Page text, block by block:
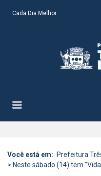
Cada Dia Melhor
Você está em: Prefeitura
> Neste sábado (14) tem